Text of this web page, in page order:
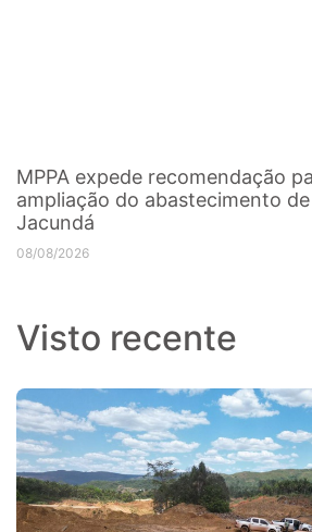
MPPA expede recomendação
ampliação do abastecimento
Jacundá
08/08/2026
Visto recente